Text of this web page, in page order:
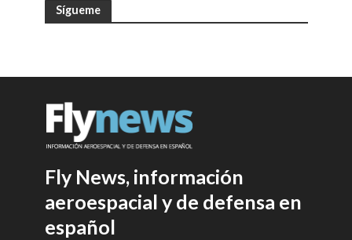
Sígueme
Fly News, información
aeroespacial y de defensa en
español